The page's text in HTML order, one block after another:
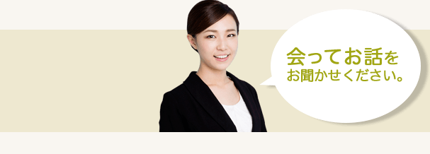
【法人特徴について】
■地域密着型の薬局を目指し、患者様とのふれあいと
■明るく元気に過ごしていただくための健康アドバ
■日々の活動において、笑顔での挨拶とありがとう
【求人情報について】
■年収は500万円から600万円の間で、ご本人のこれ
■年間休日は120日以上確保されており、ワークライ
■大手チェーンの安定した経営基盤があり、将来にわ